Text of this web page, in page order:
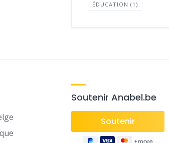
ÉDUCATION (1)
Soutenir Anabel.be